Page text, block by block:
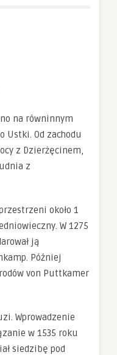
na równinnym
Ustki. Od zachodu
z Dzierżęcinem,
z
około 1
W 1275
ją
Później
von Puttkamer
Wprowadzenie
w 1535 roku
siedzibę pod